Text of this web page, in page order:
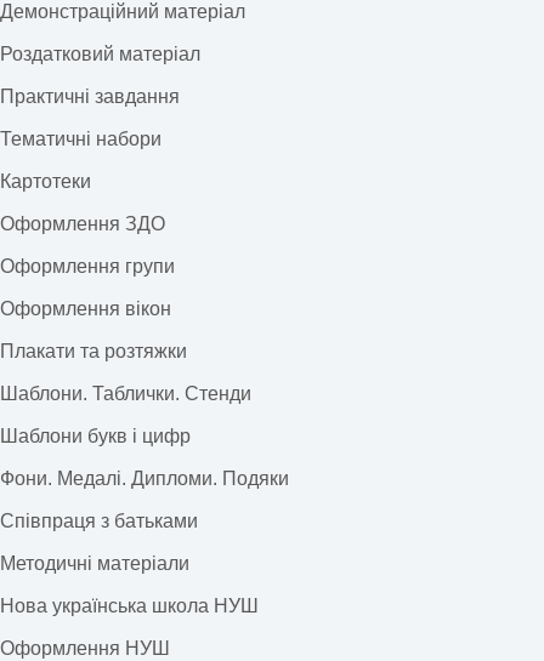
Демонстраційний матеріал
Роздатковий матеріал
Практичні завдання
Тематичні набори
Картотеки
Оформлення ЗДО
Оформлення групи
Оформлення вікон
Плакати та розтяжки
Шаблони. Таблички. Стенди
Шаблони букв і цифр
Фони. Медалі. Дипломи. Подяки
Співпраця з батьками
Методичні матеріали
Нова українська школа НУШ
Оформлення НУШ